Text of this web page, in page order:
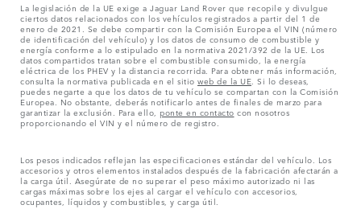
La legislación de la UE exige a Jaguar Land Rover que recopile y divulgue
ciertos datos relacionados con los vehículos registrados a partir del 1 de
enero de 2021. Se debe compartir con la Comisión Europea el VIN (número
de identificación del vehículo) y los datos de consumo de combustible y
energía conforme a lo estipulado en la normativa 2021/392 de la UE. Los
datos compartidos tratan sobre el combustible consumido, la energía
eléctrica de los PHEV y la distancia recorrida. Para obtener más información,
consulta la normativa publicada en el sitio web de la UE . Si lo deseas,
puedes negarte a que los datos de tu vehículo se compartan con la Comisión
Europea. No obstante, deberás notificarlo antes de finales de marzo para
garantizar la exclusión. Para ello, ponte en contacto con nosotros
proporcionando el VIN y el número de registro.
Los pesos indicados reflejan las especificaciones estándar del vehículo. Los
accesorios y otros elementos instalados después de la fabricación afectarán a
la carga útil. Asegúrate de no superar el peso máximo autorizado ni las
cargas máximas sobre los ejes al cargar el vehículo con accesorios,
ocupantes, líquidos y combustibles, y carga útil.